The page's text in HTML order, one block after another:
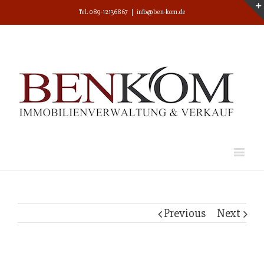
Tel. 089-12136867 info@ben-kom.de
Previous Next